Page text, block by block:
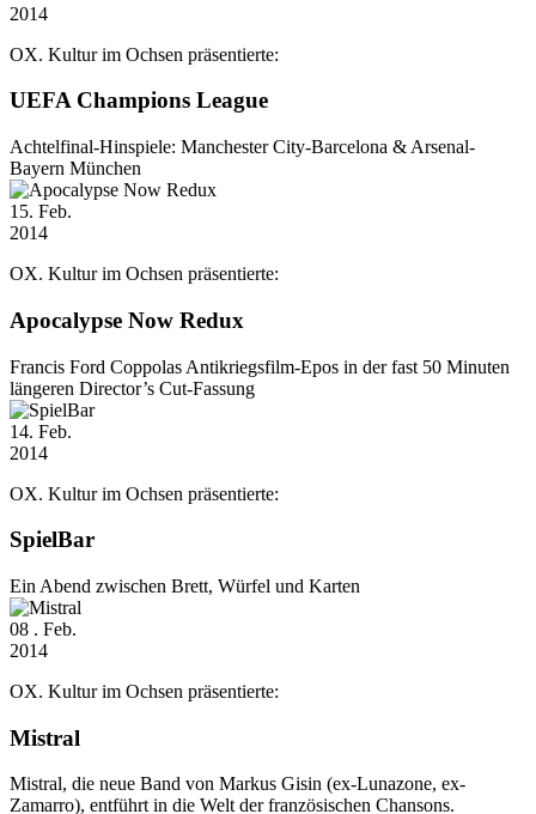
2014
OX. Kultur im Ochsen präsentierte:
UEFA Champions League
Achtelfinal-Hinspiele: Manchester City-Barcelona & Arsenal-
Bayern München
15. Feb.
2014
OX. Kultur im Ochsen präsentierte:
Apocalypse Now Redux
Francis Ford Coppolas Antikriegsfilm-Epos in der fast 50 Minuten
längeren Director’s Cut-Fassung
14. Feb.
2014
OX. Kultur im Ochsen präsentierte:
SpielBar
Ein Abend zwischen Brett, Würfel und Karten
08 . Feb.
2014
OX. Kultur im Ochsen präsentierte:
Mistral
Mistral, die neue Band von Markus Gisin (ex-Lunazone, ex-
Zamarro), entführt in die Welt der französischen Chansons.